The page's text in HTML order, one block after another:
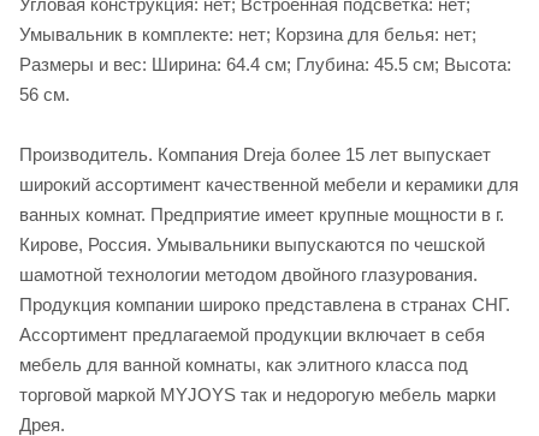
Умывальник в комплекте: нет; Корзина для белья: нет;
Размеры и вес: Ширина: 64.4 см; Глубина: 45.5 см; Высота:
56 см.
Производитель. Компания Dreja более 15 лет выпускает
широкий ассортимент качественной мебели и керамики для
ванных комнат. Предприятие имеет крупные мощности в г.
Кирове, Россия. Умывальники выпускаются по чешской
шамотной технологии методом двойного глазурования.
Продукция компании широко представлена в странах СНГ.
Ассортимент предлагаемой продукции включает в себя
мебель для ванной комнаты, как элитного класса под
торговой маркой MYJOYS так и недорогую мебель марки
Дрея.